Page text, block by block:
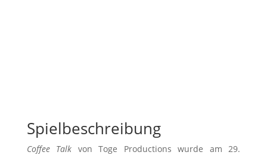
Spielbeschreibung
Coffee Talk von Toge Productions wurde am 29.